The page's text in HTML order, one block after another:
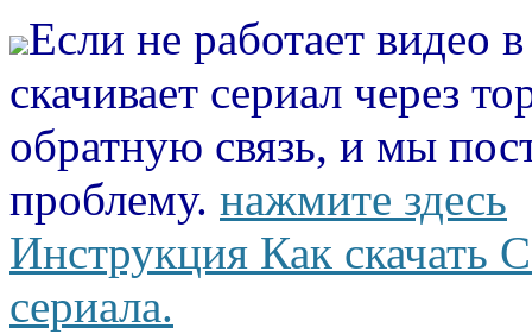
Если не работает видео
скачивает сериал через
обратную связь, и мы
проблему. нажмите здесь
Инструкция Как скачать
сериала.